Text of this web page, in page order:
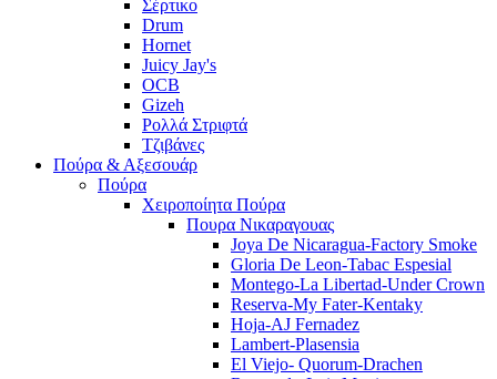
Σέρτικο
Drum
Hornet
Juicy Jay's
OCB
Gizeh
Ρολλά Στριφτά
Τζιβάνες
Πούρα & Αξεσουάρ
Πούρα
Χειροποίητα Πούρα
Πουρα Νικαραγουας
Joya De Nicaragua-Factory Smoke
Gloria De Leon-Tabac Espesial
Montego-La Libertad-Under Crown
Reserva-My Fater-Kentaky
Hoja-AJ Fernadez
Lambert-Plasensia
El Viejo- Quorum-Drachen